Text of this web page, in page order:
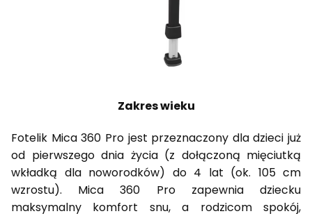
Zakres wieku
Fotelik Mica 360 Pro jest przeznaczony dla dzieci już
od pierwszego dnia życia (z dołączoną mięciutką
wkładką dla noworodków) do 4 lat (ok. 105 cm
wzrostu). Mica 360 Pro zapewnia dziecku
maksymalny komfort snu, a rodzicom spokój,